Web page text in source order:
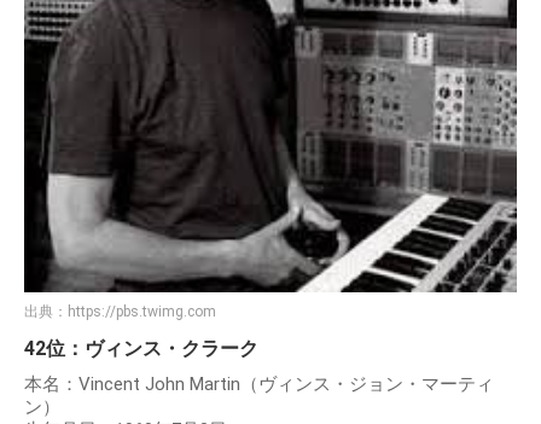
出典： https://pbs.twimg.com
42位：ヴィンス・クラーク
本名：Vincent John Martin（ヴィンス・ジョン・マーティ
ン）